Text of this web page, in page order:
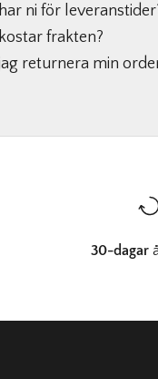
ni för
frakten?
returnera min
30-dagar